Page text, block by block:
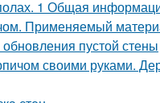
1 Общая
Применяемый
пустой стены
своими руками.